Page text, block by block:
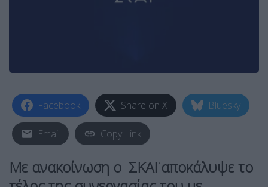
Facebook Share on X Bluesky
Email Copy Link
Με ανακοίνωση ο ΣΚΑΪαποκάλυψε το